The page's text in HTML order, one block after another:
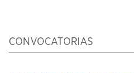
CONVOCATORIAS